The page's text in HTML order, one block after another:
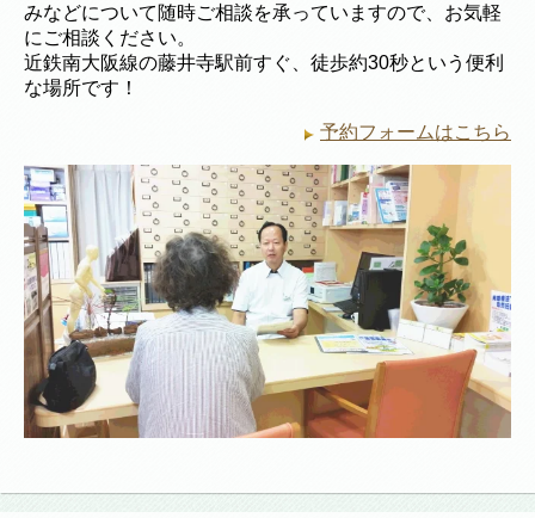
みなどについて随時ご相談を承っていますので、お気軽
にご相談ください。
近鉄南大阪線の藤井寺駅前すぐ、徒歩約30秒という便利
な場所です！
予約フォームはこちら